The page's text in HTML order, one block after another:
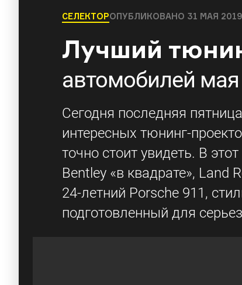
СЕЛЕКТОРОПУБЛИКОВАНО 31 МАЯ
Лучший
автомобилей мая
Сегодня последняя
интересных тюнинг-
точно стоит увидеть. В
Bentley «в квадрате», Land
24-летний Porsche 911,
подготовленный для